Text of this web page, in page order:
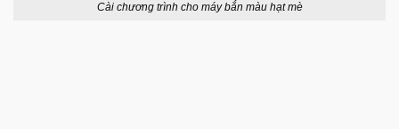
Cài chương trình cho máy bắn màu hạt mè